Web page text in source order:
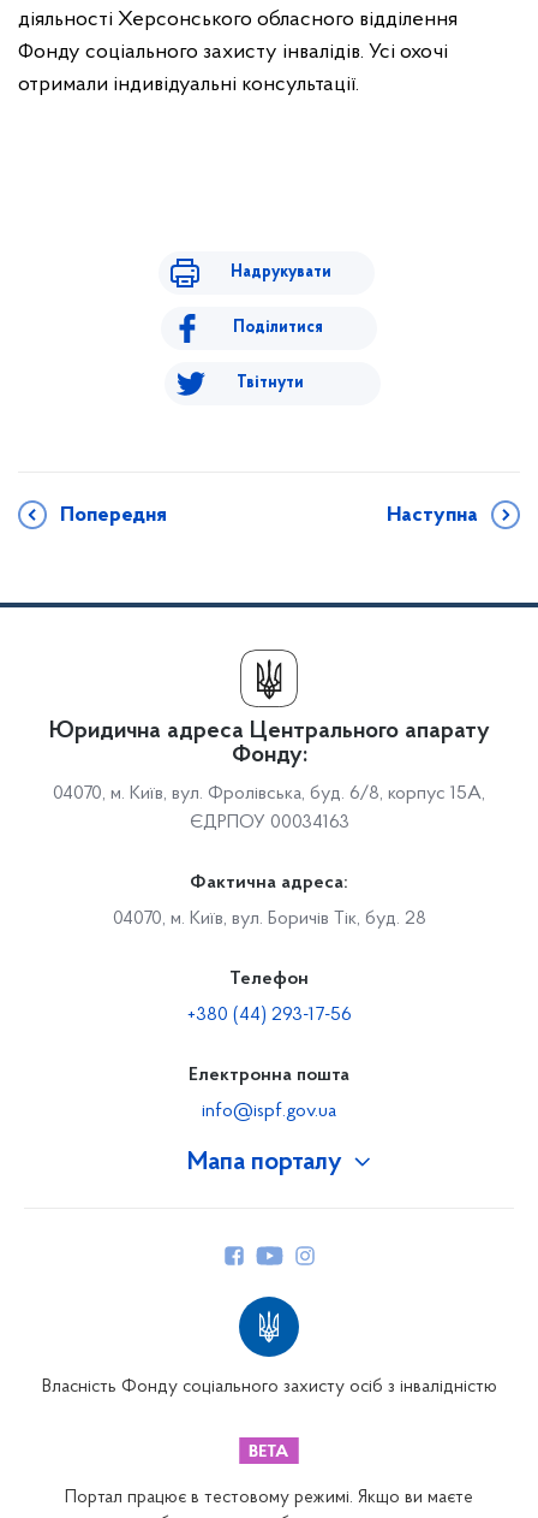
діяльності Херсонського обласного відділення
Фонду соціального захисту інвалідів. Усі охочі
отримали індивідуальні консультації.
Надрукувати
Поділитися
Твітнути
Попередня Наступна
Мапа порталу
Юридична адреса Центрального апарату
Фонду:
04070, м. Київ, вул. Фролівська, буд. 6/8, корпус 15А,
ЄДРПОУ 00034163
Фактична адреса:
04070, м. Київ, вул. Боричів Тік, буд. 28
Телефон
+380 (44) 293-17-56
Електронна пошта
info@ispf.gov.ua
Власність Фонду соціального захисту осіб з інвалідністю
Портал працює в тестовому режимі. Якщо ви маєте